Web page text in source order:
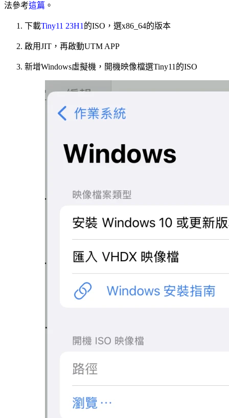
法參考這篇 。
下載Tiny11 23H1 的ISO，選x86_64的版本
啟用JIT，再啟動UTM APP
新增Windows虛擬機，開機映像檔選Tiny11的ISO